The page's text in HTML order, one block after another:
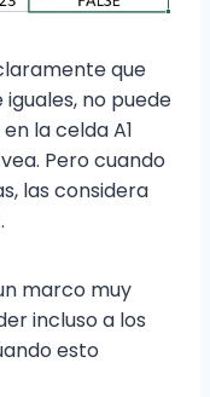
que
no puede
la celda A1
Pero cuando
las considera
marco muy
incluso a los
esto